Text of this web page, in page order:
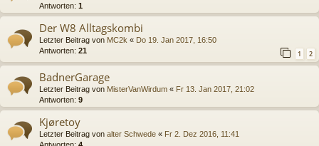
Antworten: 1
Der W8 Alltagskombi
Letzter Beitrag von MC2k « Do 19. Jan 2017, 16:50
Antworten: 21 1 2
BadnerGarage
Letzter Beitrag von MisterVanWirdum « Fr 13. Jan 2017, 21:02
Antworten: 9
Kjøretoy
Letzter Beitrag von alter Schwede « Fr 2. Dez 2016, 11:41